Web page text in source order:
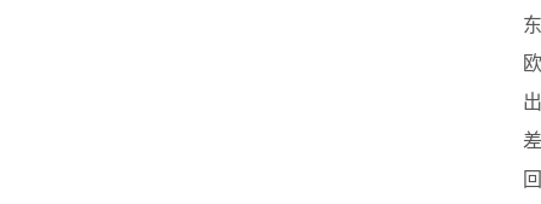
东
欧
出
差
回